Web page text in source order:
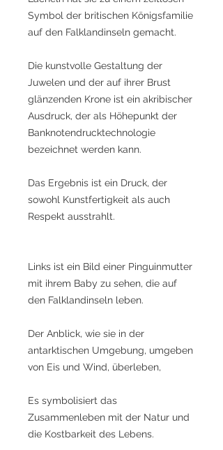
Symbol der britischen Königsfamilie
auf den Falklandinseln gemacht.
Die kunstvolle Gestaltung der
Juwelen und der auf ihrer Brust
glänzenden Krone ist ein akribischer
Ausdruck, der als Höhepunkt der
Banknotendrucktechnologie
bezeichnet werden kann.
Das Ergebnis ist ein Druck, der
sowohl Kunstfertigkeit als auch
Respekt ausstrahlt.
Links ist ein Bild einer Pinguinmutter
mit ihrem Baby zu sehen, die auf
den Falklandinseln leben.
Der Anblick, wie sie in der
antarktischen Umgebung, umgeben
von Eis und Wind, überleben,
Es symbolisiert das
Zusammenleben mit der Natur und
die Kostbarkeit des Lebens.